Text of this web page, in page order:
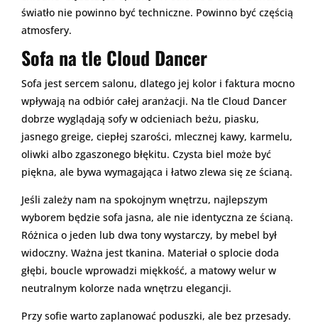
światło nie powinno być techniczne. Powinno być częścią
atmosfery.
Sofa na tle Cloud Dancer
Sofa jest sercem salonu, dlatego jej kolor i faktura mocno
wpływają na odbiór całej aranżacji. Na tle Cloud Dancer
dobrze wyglądają sofy w odcieniach beżu, piasku,
jasnego greige, ciepłej szarości, mlecznej kawy, karmelu,
oliwki albo zgaszonego błękitu. Czysta biel może być
piękna, ale bywa wymagająca i łatwo zlewa się ze ścianą.
Jeśli zależy nam na spokojnym wnętrzu, najlepszym
wyborem będzie sofa jasna, ale nie identyczna ze ścianą.
Różnica o jeden lub dwa tony wystarczy, by mebel był
widoczny. Ważna jest tkanina. Materiał o splocie doda
głębi, boucle wprowadzi miękkość, a matowy welur w
neutralnym kolorze nada wnętrzu elegancji.
Przy sofie warto zaplanować poduszki, ale bez przesady.